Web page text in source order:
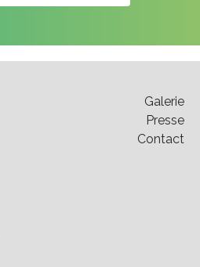
Galerie
Presse
Contact